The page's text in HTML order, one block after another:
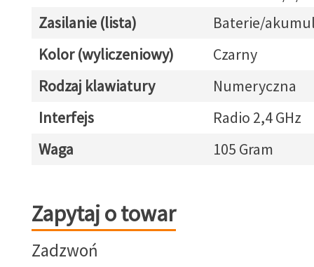
Zasilanie (lista)
Baterie/
Kolor (wyliczeniowy)
Czarny
Rodzaj klawiatury
Numeryczna
Interfejs
Radio 2,4 GHz
Waga
105 Gram
Zapytaj o towar
Zapytaj o towar
Zadzwoń